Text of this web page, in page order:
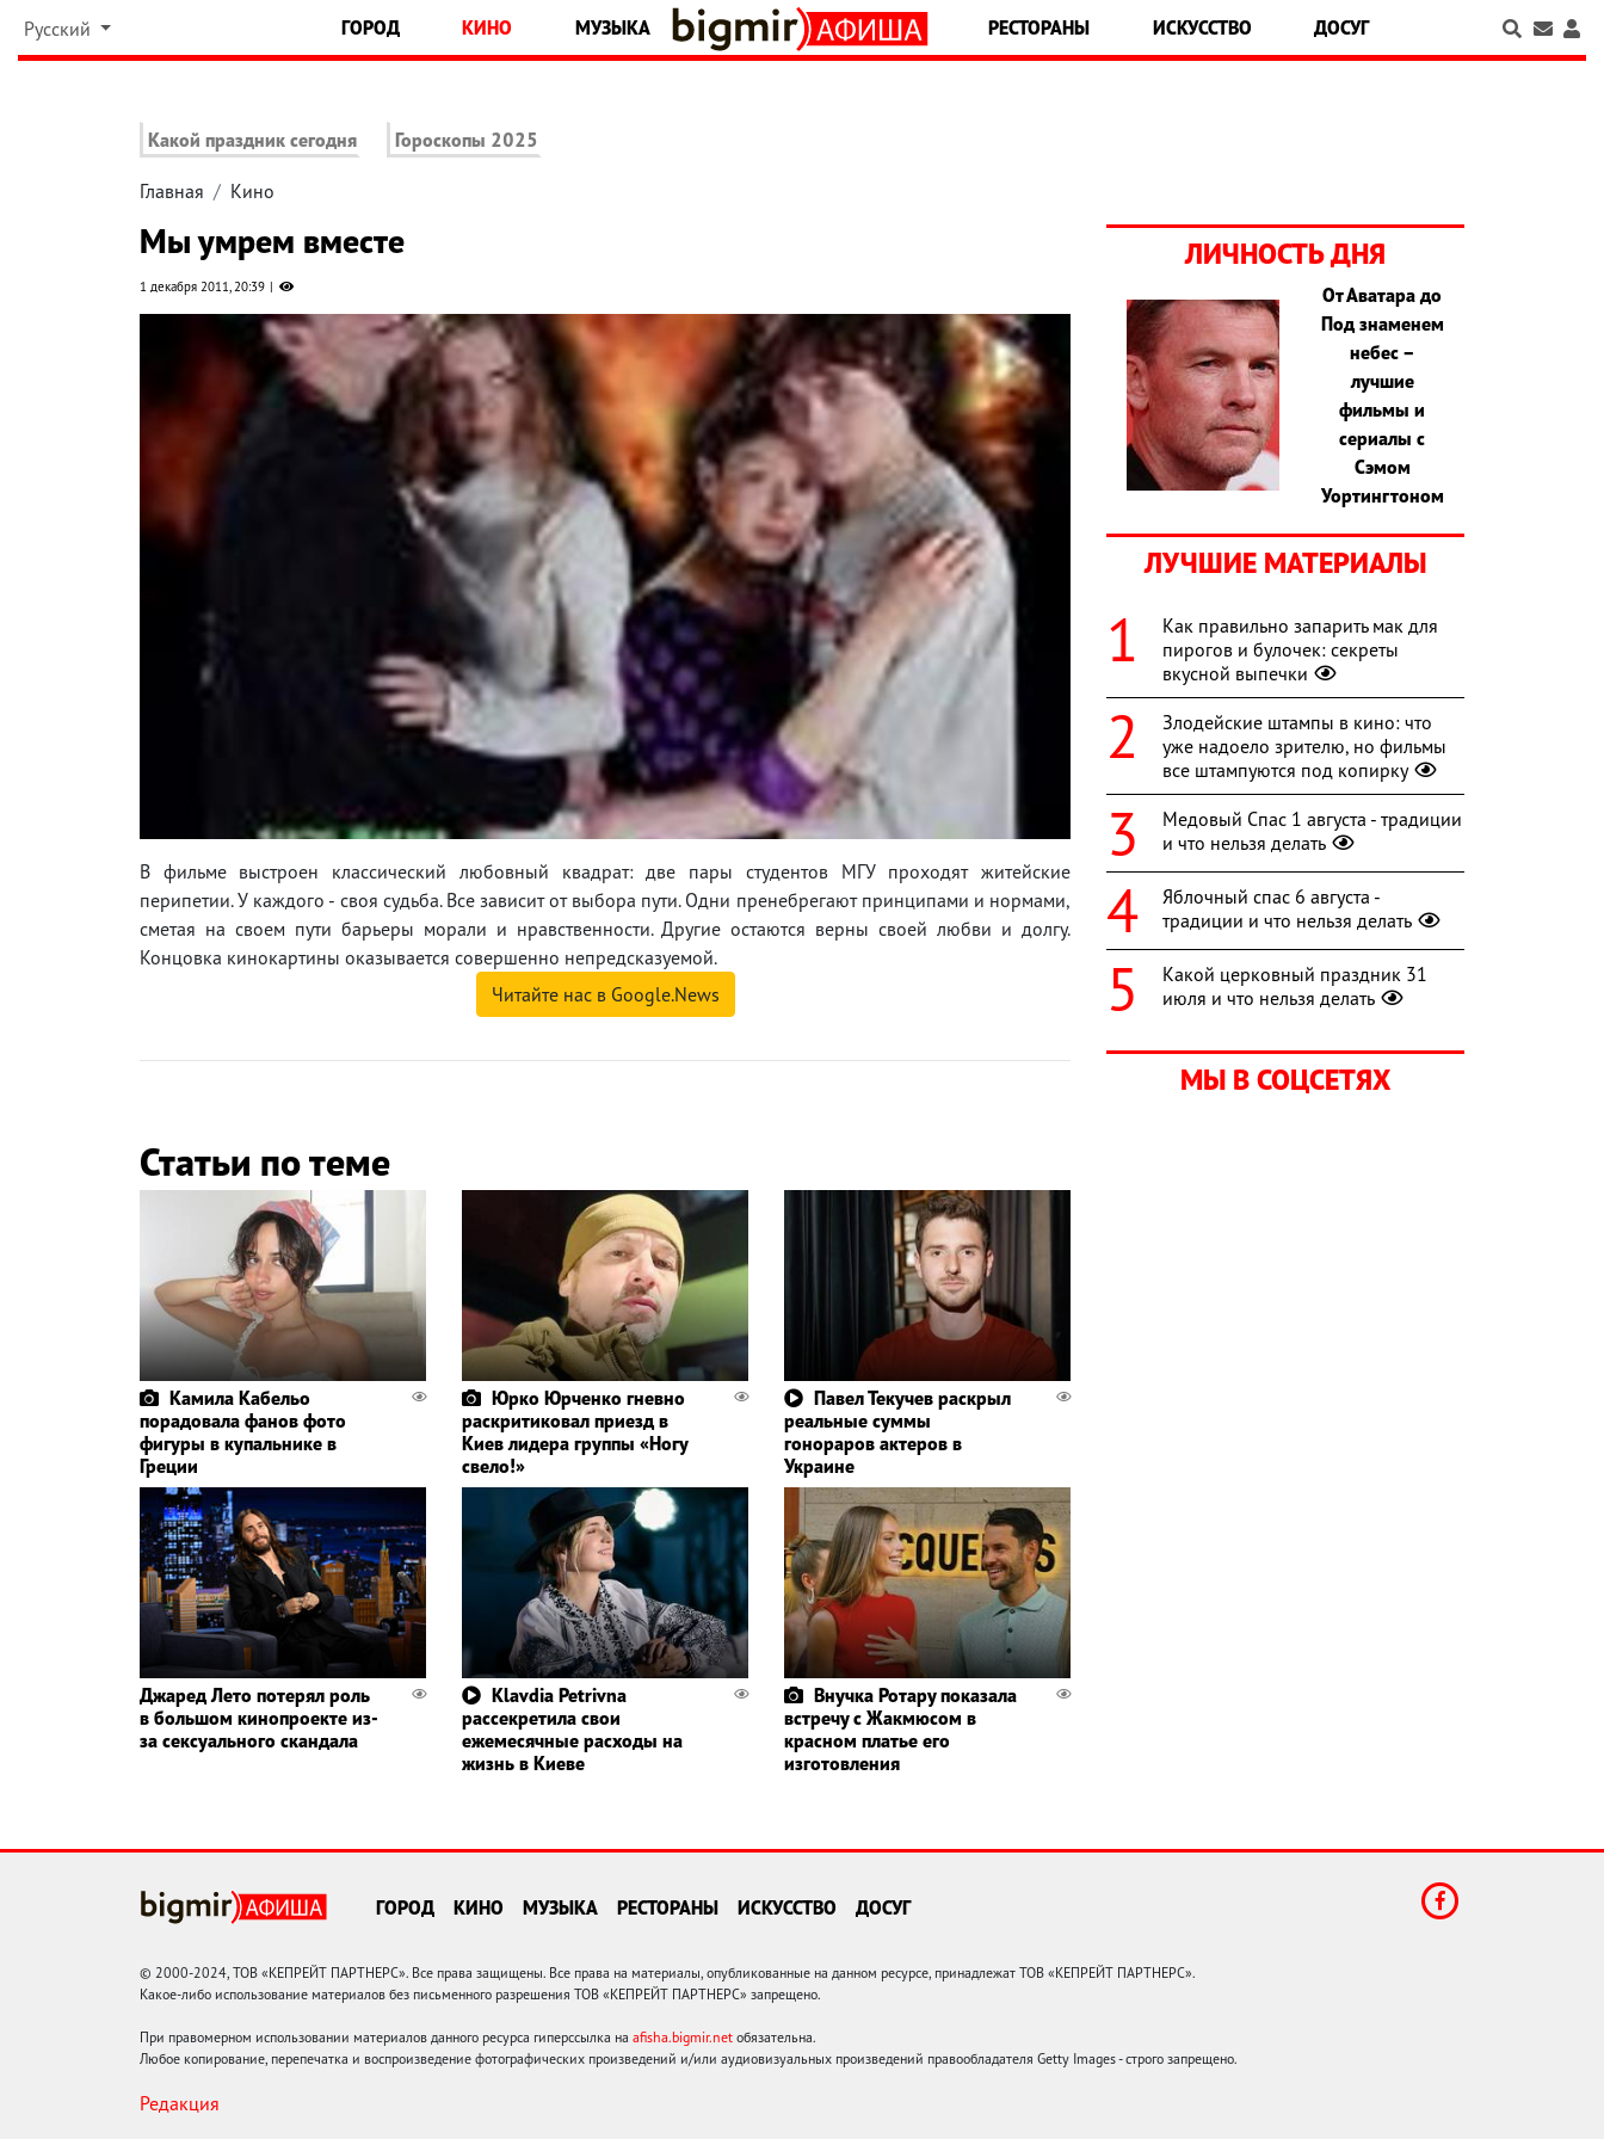
Русский ГОРОД КИНО МУЗЫКА РЕСТОРАНЫ ИСКУССТВО ДОСУГ
Какой праздник сегодня Гороскопы 2025
Главная Кино
Мы умрем вместе
1 декабря 2011, 20:39
В фильме выстроен классический любовный квадрат: две пары студентов МГУ проходят житейские
перипетии. У каждого - своя судьба. Все зависит от выбора пути. Одни пренебрегают принципами и нормами,
сметая на своем пути барьеры морали и нравственности. Другие остаются верны своей любви и долгу.
Концовка кинокартины оказывается совершенно непредсказуемой.
Читайте нас в Google.News
Статьи по теме
Камила Кабельо
порадовала фанов фото
фигуры в купальнике в
Греции
Юрко Юрченко гневно
раскритиковал приезд в
Киев лидера группы «Ногу
свело!»
Павел Текучев раскрыл
реальные суммы
гонораров актеров в
Украине
Джаред Лето потерял роль
в большом кинопроекте из-
за сексуального скандала
Klavdia Petrivna
рассекретила свои
ежемесячные расходы на
жизнь в Киеве
Внучка Ротару показала
встречу с Жакмюсом в
красном платье его
изготовления
ЛИЧНОСТЬ ДНЯ
От Аватара до
Под знаменем
небес –
лучшие
фильмы и
сериалы с
Сэмом
Уортингтоном
ЛУЧШИЕ МАТЕРИАЛЫ
Как правильно запарить мак для
пирогов и булочек: секреты
вкусной выпечки
Злодейские штампы в кино: что
уже надоело зрителю, но фильмы
все штампуются под копирку
Медовый Спас 1 августа - традиции
и что нельзя делать
Яблочный спас 6 августа -
традиции и что нельзя делать
Какой церковный праздник 31
июля и что нельзя делать
МЫ В СОЦСЕТЯХ
ГОРОД КИНО МУЗЫКА РЕСТОРАНЫ ИСКУССТВО ДОСУГ
© 2000-2024, ТОВ «КЕПРЕЙТ ПАРТНЕРС». Все права защищены. Все права на материалы, опубликованные на данном ресурсе, принадлежат ТОВ «КЕПРЕЙТ ПАРТНЕРС».
Какое-либо использование материалов без письменного разрешения ТОВ «КЕПРЕЙТ ПАРТНЕРС» запрещено.
При правомерном использовании материалов данного ресурса гиперссылка на afisha.bigmir.net обязательна.
Любое копирование, перепечатка и воспроизведение фотографических произведений и/или аудиовизуальных произведений правообладателя Getty Images - строго запрещено.
Редакция